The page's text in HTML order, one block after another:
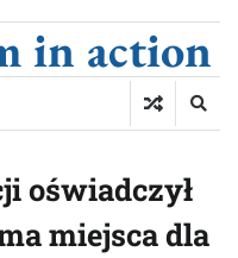
in action
oświadczył
miejsca dla